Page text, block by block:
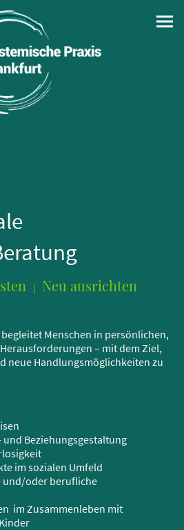
| Neu ausrichten
Menschen in persönlichen,
– mit dem Ziel,
neue Handlungsmöglichkeiten zu
und Beziehungsgestaltung
im sozialen Umfeld
und/oder berufliche
im Zusammenleben mit